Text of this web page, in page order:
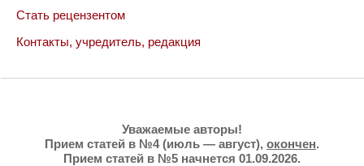
Стать рецензентом
Контакты, учредитель, редакция
Уважаемые авторы!
Прием статей в №4 (июль — август), окончен.
Прием статей в №5 начнется 01.09.2026.